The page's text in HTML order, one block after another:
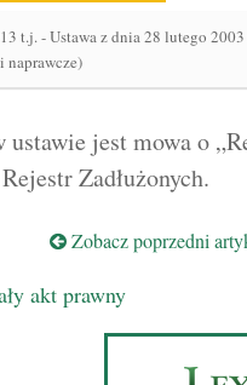
t.j.-Ustawa z dnia 28 lutego
naprawcze)
jest mowa o
Zadłużonych.
Zobacz poprzedni
akt prawny